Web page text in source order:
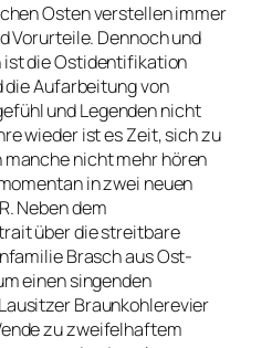
Osten verstellen immer
Vorurteile. Dennoch und
ist die Ostidentifikation
Aufarbeitung von
und Legenden nicht
wieder ist es Zeit, sich zu
manche nicht mehr hören
in zwei neuen
Neben dem
über die streitbare
Brasch aus Ost-
einen singenden
Braunkohlerevier
zu zweifelhaftem